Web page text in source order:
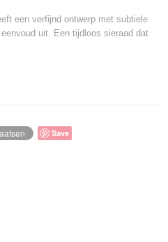
een verfijnd ontwerp met subtiele
uit. Een tijdloos sieraad dat
Save